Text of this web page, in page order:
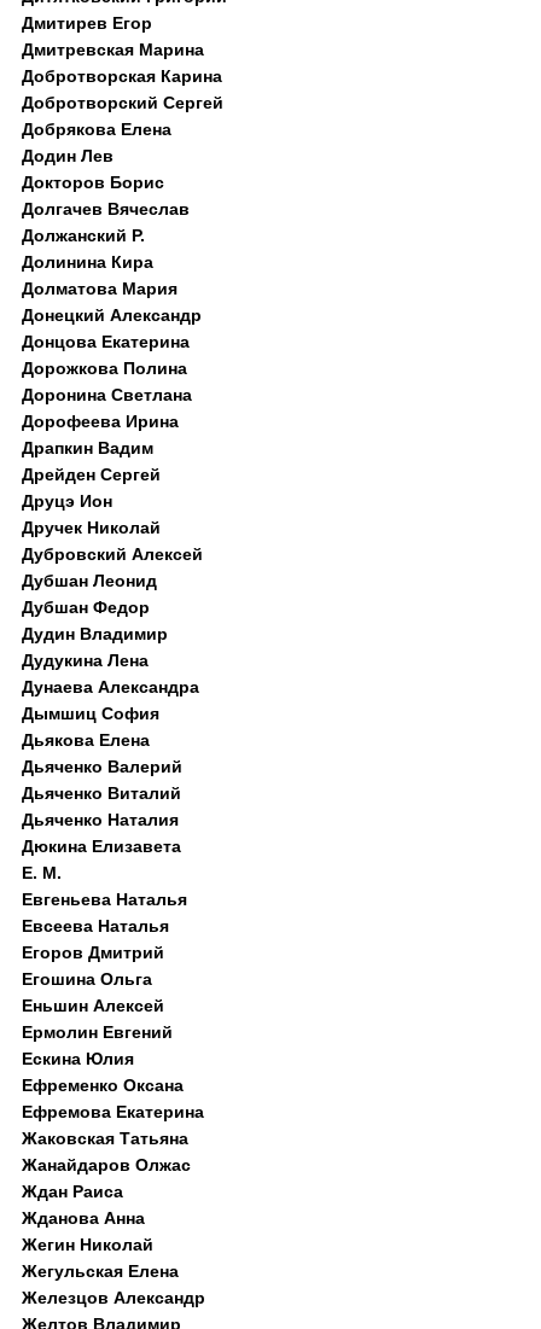
Дмитирев Егор
Дмитревская Марина
Добротворская Карина
Добротворский Сергей
Добрякова Елена
Додин Лев
Докторов Борис
Долгачев Вячеслав
Должанский Р.
Долинина Кира
Долматова Мария
Донецкий Александр
Донцова Екатерина
Дорожкова Полина
Доронина Светлана
Дорофеева Ирина
Драпкин Вадим
Дрейден Сергей
Друцэ Ион
Дручек Николай
Дубровский Алексей
Дубшан Леонид
Дубшан Федор
Дудин Владимир
Дудукина Лена
Дунаева Александра
Дымшиц София
Дьякова Елена
Дьяченко Валерий
Дьяченко Виталий
Дьяченко Наталия
Дюкина Елизавета
Е. М.
Евгеньева Наталья
Евсеева Наталья
Егоров Дмитрий
Егошина Ольга
Еньшин Алексей
Ермолин Евгений
Ескина Юлия
Ефременко Оксана
Ефремова Екатерина
Жаковская Татьяна
Жанайдаров Олжас
Ждан Раиса
Жданова Анна
Жегин Николай
Жегульская Елена
Железцов Александр
Желтов Владимир